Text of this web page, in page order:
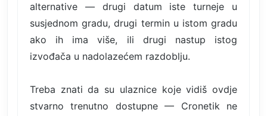
alternative — drugi datum iste turneje u
susjednom gradu, drugi termin u istom gradu
ako ih ima više, ili drugi nastup istog
izvođača u nadolazećem razdoblju.
Treba znati da su ulaznice koje vidiš ovdje
stvarno trenutno dostupne — Cronetik ne